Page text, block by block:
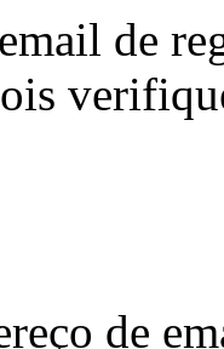
de
de